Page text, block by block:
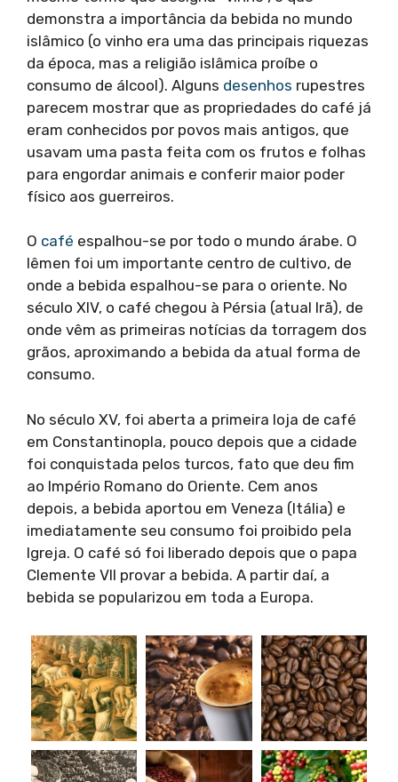
demonstra a importância da bebida no mundo
islâmico (o vinho era uma das principais riquezas
da época, mas a religião islâmica proíbe o
consumo de álcool). Alguns desenhos rupestres
parecem mostrar que as propriedades do café já
eram conhecidos por povos mais antigos, que
usavam uma pasta feita com os frutos e folhas
para engordar animais e conferir maior poder
físico aos guerreiros.
O café espalhou-se por todo o mundo árabe. O
Iêmen foi um importante centro de cultivo, de
onde a bebida espalhou-se para o oriente. No
século XIV, o café chegou à Pérsia (atual Irã), de
onde vêm as primeiras notícias da torragem dos
grãos, aproximando a bebida da atual forma de
consumo.
No século XV, foi aberta a primeira loja de café
em Constantinopla, pouco depois que a cidade
foi conquistada pelos turcos, fato que deu fim
ao Império Romano do Oriente. Cem anos
depois, a bebida aportou em Veneza (Itália) e
imediatamente seu consumo foi proibido pela
Igreja. O café só foi liberado depois que o papa
Clemente VII provar a bebida. A partir daí, a
bebida se popularizou em toda a Europa.